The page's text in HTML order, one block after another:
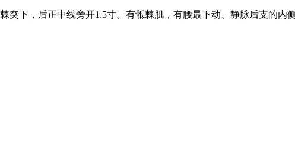
下，后正中线旁开1.5寸。有骶棘肌，有腰最下动、静脉后支的内